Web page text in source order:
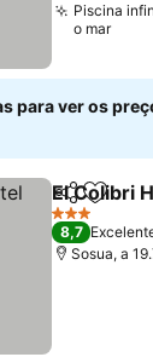
Piscina
o mar
para ver os
Partilhar
El Colibri
3 Estrelas
8,7
Sosua, a